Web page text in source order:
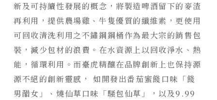
媒體報導
全部商家
饗樂派對
舒心療癒
健康活力
靜謐品味
聯絡我們
CONTACT
線上留言
新及可持續性發展的概念，將製造啤酒留下的麥渣
再利用，提供農場雞、牛隻優質的纖維素，更使用
可回收清洗利用之不鏽鋼鋼桶作為最大宗的銷售包
裝，減少包材的浪費。在水資源上以回收淨水、熱
能，循環利用。而臺虎精釀在品牌創新上也保持源
源不絕的創新靈感， 如開發出番茄蜜餞口味「餞
男醋女」、燒仙草口味「騷包仙草」，以及9.99